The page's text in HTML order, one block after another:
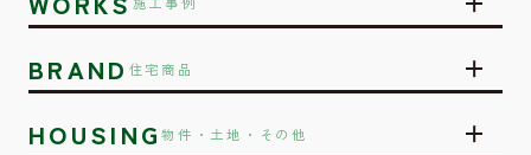
BRAND 住宅商品
HOUSING物件・土地・その他